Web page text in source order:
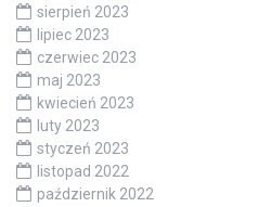
sierpień 2023
lipiec 2023
czerwiec 2023
maj 2023
kwiecień 2023
luty 2023
styczeń 2023
listopad 2022
październik 2022